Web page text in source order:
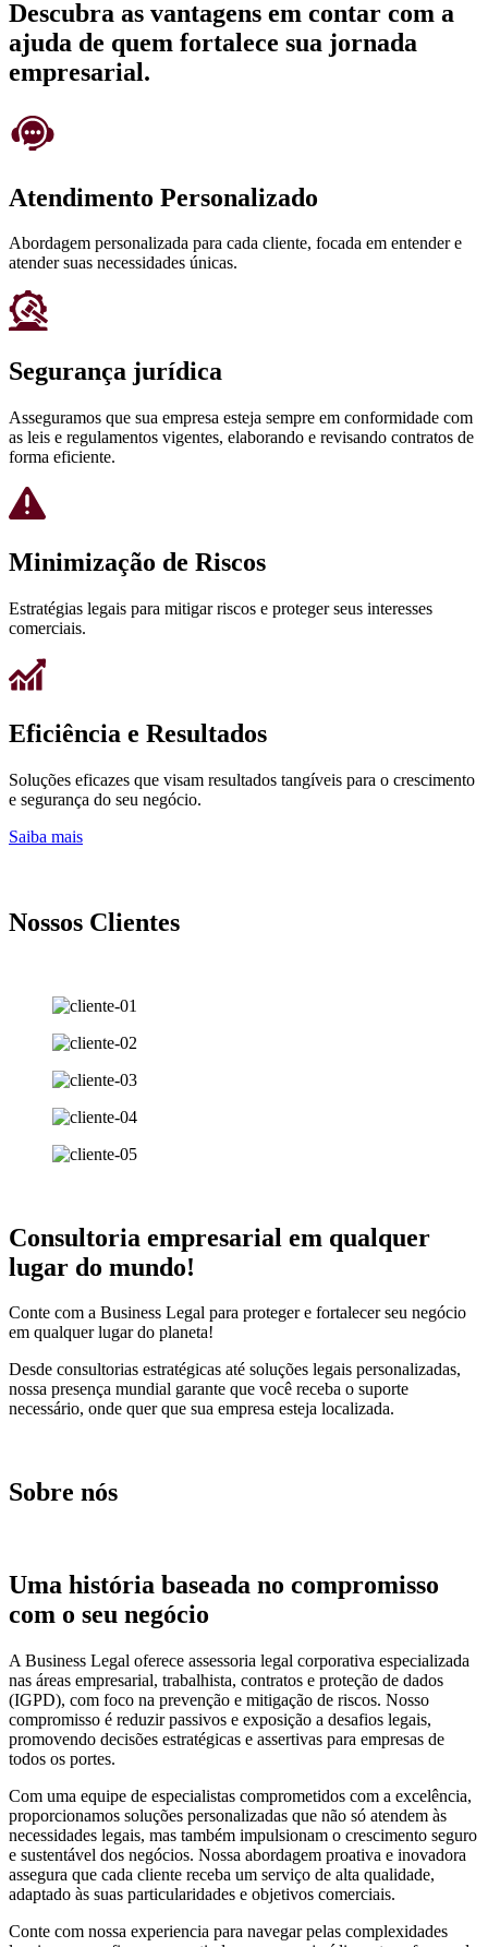
Descubra as vantagens em contar com a
ajuda de quem fortalece sua jornada
empresarial.
Atendimento Personalizado
Abordagem personalizada para cada cliente, focada em entender e
atender suas necessidades únicas.
Segurança jurídica
Asseguramos que sua empresa esteja sempre em conformidade com
as leis e regulamentos vigentes, elaborando e revisando contratos de
forma eficiente.
Minimização de Riscos
Estratégias legais para mitigar riscos e proteger seus interesses
comerciais.
Eficiência e Resultados
Soluções eficazes que visam resultados tangíveis para o crescimento
e segurança do seu negócio.
Saiba mais
Nossos Clientes
Consultoria empresarial em qualquer
lugar do mundo!
Conte com a Business Legal para proteger e fortalecer seu negócio
em qualquer lugar do planeta!
Desde consultorias estratégicas até soluções legais personalizadas,
nossa presença mundial garante que você receba o suporte
necessário, onde quer que sua empresa esteja localizada.
Sobre nós
Uma história baseada no compromisso
com o seu negócio
A Business Legal oferece assessoria legal corporativa especializada
nas áreas empresarial, trabalhista, contratos e proteção de dados
(IGPD), com foco na prevenção e mitigação de riscos. Nosso
compromisso é reduzir passivos e exposição a desafios legais,
promovendo decisões estratégicas e assertivas para empresas de
todos os portes.
Com uma equipe de especialistas comprometidos com a excelência,
proporcionamos soluções personalizadas que não só atendem às
necessidades legais, mas também impulsionam o crescimento seguro
e sustentável dos negócios. Nossa abordagem proativa e inovadora
assegura que cada cliente receba um serviço de alta qualidade,
adaptado às suas particularidades e objetivos comerciais.
Conte com nossa experiencia para navegar pelas complexidades